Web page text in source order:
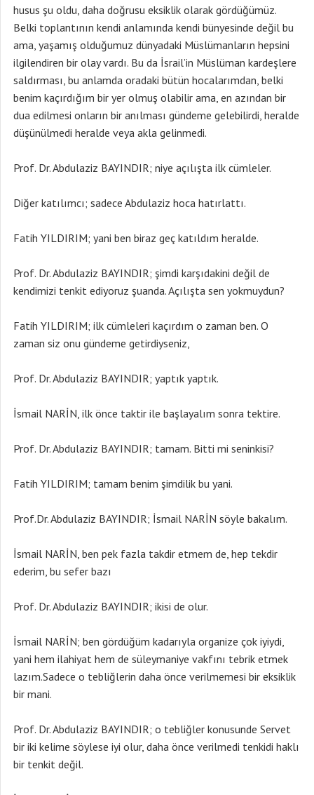
husus şu oldu, daha doğrusu eksiklik olarak gördüğümüz.
Belki toplantının kendi anlamında kendi bünyesinde değil bu
ama, yaşamış olduğumuz dünyadaki Müslümanların hepsini
ilgilendiren bir olay vardı. Bu da İsrail’in Müslüman kardeşlere
saldırması, bu anlamda oradaki bütün hocalarımdan, belki
benim kaçırdığım bir yer olmuş olabilir ama, en azından bir
dua edilmesi onların bir anılması gündeme gelebilirdi, heralde
düşünülmedi heralde veya akla gelinmedi.
Prof. Dr. Abdulaziz BAYINDIR; niye açılışta ilk cümleler.
Diğer katılımcı; sadece Abdulaziz hoca hatırlattı.
Fatih YILDIRIM; yani ben biraz geç katıldım heralde.
Prof. Dr. Abdulaziz BAYINDIR; şimdi karşıdakini değil de
kendimizi tenkit ediyoruz şuanda. Açılışta sen yokmuydun?
Fatih YILDIRIM; ilk cümleleri kaçırdım o zaman ben. O
zaman siz onu gündeme getirdiyseniz,
Prof. Dr. Abdulaziz BAYINDIR; yaptık yaptık.
İsmail NARİN, ilk önce taktir ile başlayalım sonra tektire.
Prof. Dr. Abdulaziz BAYINDIR; tamam. Bitti mi seninkisi?
Fatih YILDIRIM; tamam benim şimdilik bu yani.
Prof.Dr. Abdulaziz BAYINDIR; İsmail NARİN söyle bakalım.
İsmail NARİN, ben pek fazla takdir etmem de, hep tekdir
ederim, bu sefer bazı
Prof. Dr. Abdulaziz BAYINDIR; ikisi de olur.
İsmail NARİN; ben gördüğüm kadarıyla organize çok iyiydi,
yani hem ilahiyat hem de süleymaniye vakfını tebrik etmek
lazım.Sadece o tebliğlerin daha önce verilmemesi bir eksiklik
bir mani.
Prof. Dr. Abdulaziz BAYINDIR; o tebliğler konusunde Servet
bir iki kelime söylese iyi olur, daha önce verilmedi tenkidi haklı
bir tenkit değil.